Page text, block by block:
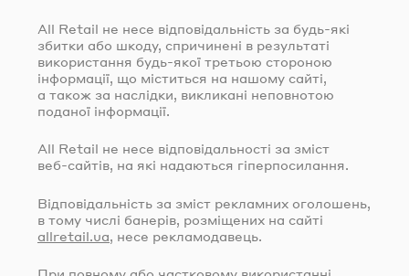
All Retail не несе відповідальність за будь-які
збитки або шкоду, спричинені в результаті
використання будь-якої третьою стороною
інформації, що міститься на нашому сайті,
а також за наслідки, викликані неповнотою
поданої інформації.
All Retail не несе відповідальності за зміст
веб-сайтів, на які надаються гіперпосилання.
Відповідальність за зміст рекламних оголошень,
в тому числі банерів, розміщених на сайті
allretail.ua , несе рекламодавець.